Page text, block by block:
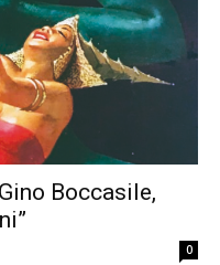
Boccasile,
0